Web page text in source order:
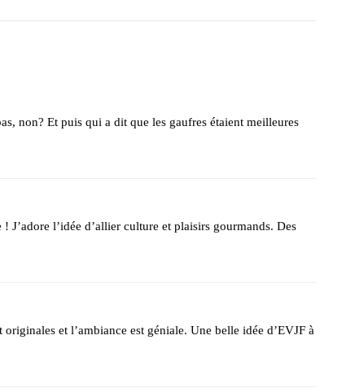
non? Et puis qui a dit que les gaufres étaient meilleures
l’idée d’allier culture et plaisirs gourmands. Des
et l’ambiance est géniale. Une belle idée d’EVJF à